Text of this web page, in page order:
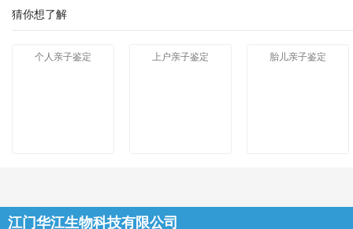
猜你想了解
个人亲子鉴定 上户亲子鉴定 胎儿亲子鉴定
江门华江生物科技有限公司